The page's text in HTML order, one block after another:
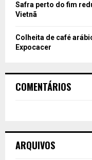
Safra perto do fim
Vietnã
Colheita de café
Expocacer
COMENTÁRIOS
ARQUIVOS